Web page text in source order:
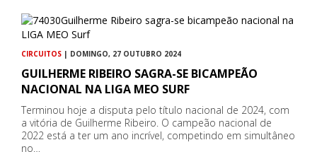
CIRCUITOS | DOMINGO, 27 OUTUBRO 2024
GUILHERME RIBEIRO SAGRA-SE BICAMPEÃO
NACIONAL NA LIGA MEO SURF
Terminou hoje a disputa pelo título nacional de 2024, com
a vitória de Guilherme Ribeiro. O campeão nacional de
2022 está a ter um ano incrível, competindo em simultâneo
no…